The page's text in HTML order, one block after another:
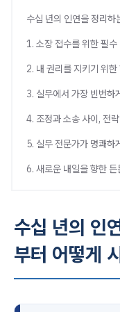
수십 년의 인연을 정리
1. 소장 접수를 위한 필
2. 내 권리를 지키기 위
3. 실무에서 가장 빈번하
4. 조정과 소송 사이, 전
5. 실무 전문가가 명쾌하
6. 새로운 내일을 향한
수십 년의 인
부터 어떻게